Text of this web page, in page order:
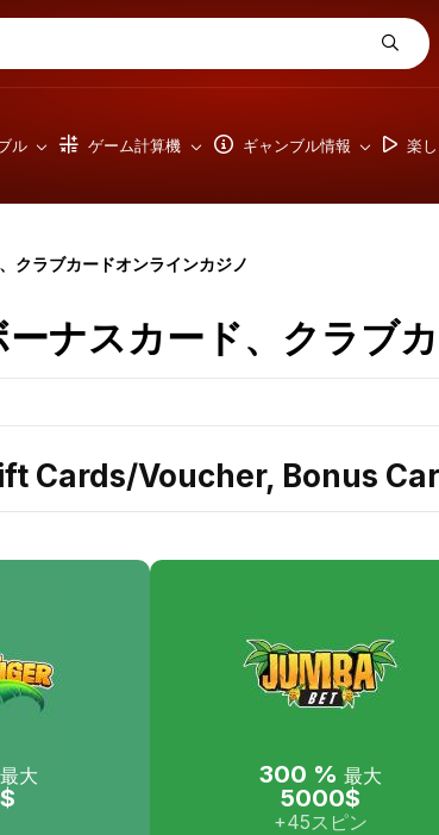
ル ゲーム計算機 ギャンブル情報 楽
クラブカードオンラインカジノ
ナスカード、クラブ
Cards/Voucher, Bonus
最大 300 % 最大
5000$
+45スピン